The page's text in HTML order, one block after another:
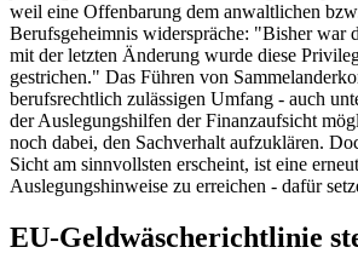
weil eine Offenbarung dem anwaltlichen
Berufsgeheimnis widerspräche: "Bisher war
mit der letzten Änderung wurde diese
gestrichen." Das Führen von
berufsrechtlich zulässigen Umfang - auch
der Auslegungshilfen der Finanzaufsicht
noch dabei, den Sachverhalt aufzuklären.
Sicht am sinnvollsten erscheint, ist eine
Auslegungshinweise zu erreichen - dafür
EU-Geldwäscherichtlinie